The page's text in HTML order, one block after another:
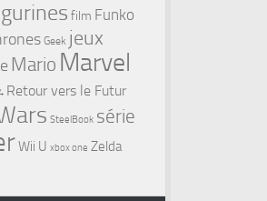
film Funko
Geek jeux
Mario Marvel
Retour vers le Futur
SteelBook série
Wii U xbox one Zelda